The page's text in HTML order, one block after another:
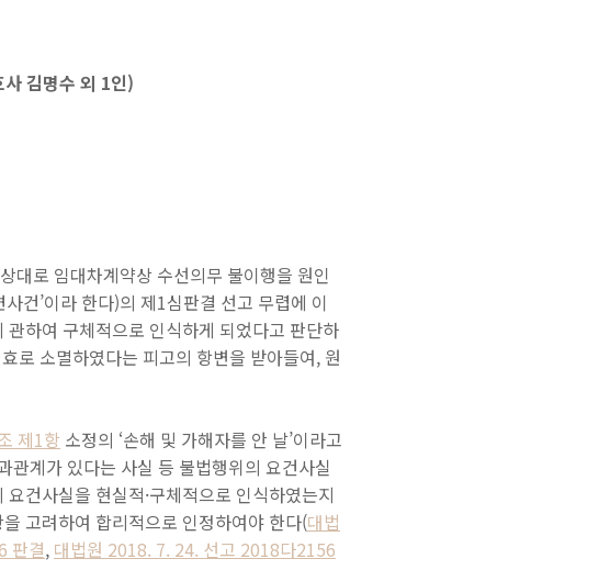
김명수 외 1인)
대로 임대차계약상 수선의무 불이행을 원인
사건’이라 한다)의 제1심판결 선고 무렵에 이
하여 구체적으로 인식하게 되었다고 판단하
로 소멸하였다는 피고의 항변을 받아들여, 원
제1항 소정의 ‘손해 및 가해자를 안 날’이라고
관계가 있다는 사실 등 불법행위의 요건사실
건사실을 현실적·구체적으로 인식하였는지
고려하여 합리적으로 인정하여야 한다(대법
판결, 대법원 2018. 7. 24. 선고 2018다2156